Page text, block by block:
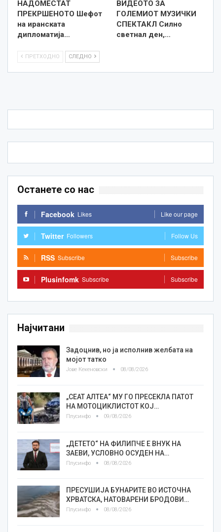
НАДОМЕСТАТ
ПРЕКРШЕНОТО Шефот
на иранската
дипломатија…
ВИДЕОТО ЗА
ГОЛЕМИОТ МУЗИЧКИ
СПЕКТАКЛ Силно
светнал ден,…
ПРЕТХОДНО СЛЕДНО
Останете со нас
Facebook Likes Like our page
Twitter Followers Follow Us
RSS Subscribe Subscribe
Plusinfomk Subscribe Subscribe
Најчитани
Задоцнив, но ја исполнив желбата на
мојот татко
Јове Кекеновски 08/08/2026
„СЕАТ АЛТЕА“ МУ ГО ПРЕСЕКЛА ПАТОТ
НА МОТОЦИКЛИСТОТ КОЈ…
Плусинфо 09/08/2026
„ДЕТЕТО“ НА ФИЛИПЧЕ Е ВНУК НА
ЗАЕВИ, УСЛОВНО ОСУДЕН НА…
Плусинфо 08/08/2026
ПРЕСУШИЈА БУНАРИТЕ ВО ИСТОЧНА
ХРВАТСКА, НАТОВАРЕНИ БРОДОВИ…
Плусинфо 08/08/2026